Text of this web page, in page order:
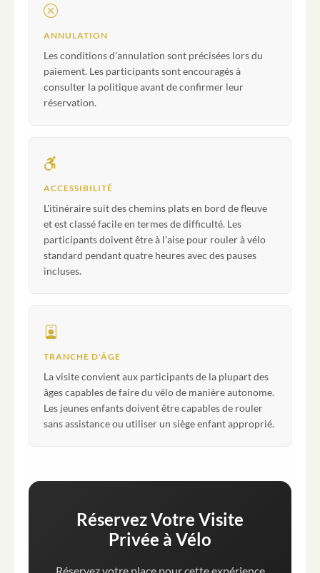
ANNULATION
Les conditions d'annulation sont précisées lors du
paiement. Les participants sont encouragés à
consulter la politique avant de confirmer leur
réservation.
ACCESSIBILITÉ
L'itinéraire suit des chemins plats en bord de fleuve
et est classé facile en termes de difficulté. Les
participants doivent être à l'aise pour rouler à vélo
standard pendant quatre heures avec des pauses
incluses.
TRANCHE D'ÂGE
La visite convient aux participants de la plupart des
âges capables de faire du vélo de manière autonome.
Les jeunes enfants doivent être capables de rouler
sans assistance ou utiliser un siège enfant approprié.
Réservez Votre Visite
Privée à Vélo